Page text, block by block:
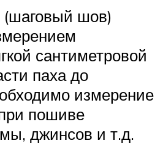
шов)
сантиметровой
паха до
измерение
пошиве
джинсов и т.д.